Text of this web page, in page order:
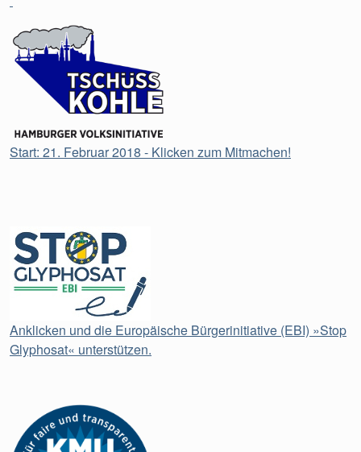
Start: 21. Februar 2018 - Klicken zum Mitmachen!
Anklicken und die Europäische Bürgerinitiative (EBI) »Stop
Glyphosat« unterstützen.